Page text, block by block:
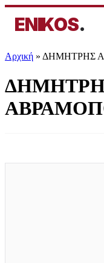
ENIKOS.
Αρχική » ΔΗΜΗΤΡΗΣ